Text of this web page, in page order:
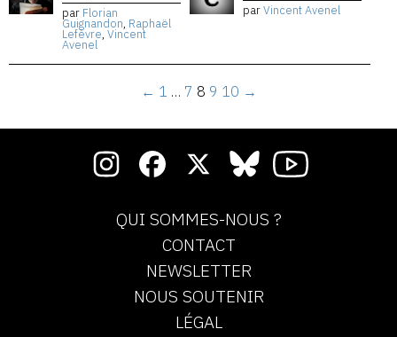
par Florian
Guignandon, Raphaël
Lefèvre, Vincent
Avenel
parVincent Avenel
← 1 … 7 8 9 10 →
QUI SOMMES-NOUS ?
CONTACT
NEWSLETTER
NOUS SOUTENIR
LÉGAL